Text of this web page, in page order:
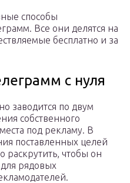
способы
Все они делятся на
бесплатно и за
с нуля
заводится по двум
собственного
под рекламу. В
поставленных целей
раскрутить, чтобы он
рядовых